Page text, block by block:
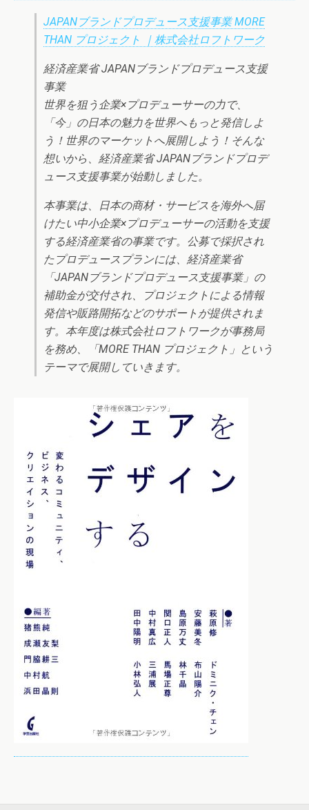
JAPANブランドプロデュース支援事業 MORE
THAN プロジェクト ｜株式会社ロフトワーク
経済産業省 JAPANブランドプロデュース支援
事業
世界を狙う企業×プロデューサーの力で、
「今」の日本の魅力を世界へもっと発信しよ
う！世界のマーケットへ展開しよう！そんな
想いから、経済産業省 JAPANブランドプロデ
ュース支援事業が始動しました。
本事業は、日本の商材・サービスを海外へ届
けたい中小企業×プロデューサーの活動を支援
する経済産業省の事業です。公募で採択され
たプロデュースプランには、経済産業省
「JAPANブランドプロデュース支援事業」の
補助金が交付され、プロジェクトによる情報
発信や販路開拓などのサポートが提供されま
す。本年度は株式会社ロフトワークが事務局
を務め、「MORE THAN プロジェクト」という
テーマで展開していきます。